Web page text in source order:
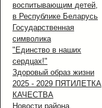
воспитывающим детей,
в Республике Беларусь
Государственная
символика
"Единство в наших
сердцах!"
Здоровый образ жизни
2025 - 2029 ПЯТИЛЕТКА
КАЧЕСТВА
Новости района,